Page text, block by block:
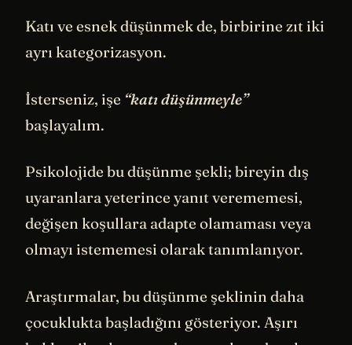
Katı ve esnek düşünmek de, birbirine zıt iki
ayrı kategorizasyon.
İsterseniz, işe “katı düşünmeyle”
başlayalım.
Psikolojide bu düşünme şekli; bireyin dış
uyaranlara yeterince yanıt verememesi,
değişen koşullara adapte olamaması veya
olmayı istememesi olarak tanımlanıyor.
Araştırmalar, bu düşünme şeklinin daha
çocuklukta başladığını gösteriyor. Aşırı